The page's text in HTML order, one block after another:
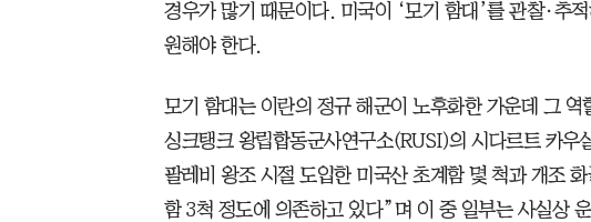
경우가 많기 때문이다. 미국이 ‘모기 함대’를 관찰·추
원해야 한다.
모기 함대는 이란의 정규 해군이 노후화한 가운데 그
싱크탱크 왕립합동군사연구소(RUSI)의 시다르트 카우
팔레비 왕조 시절 도입한 미국산 초계함 몇 척과 개조
함 3척 정도에 의존하고 있다”며 이 중 일부는 사실상